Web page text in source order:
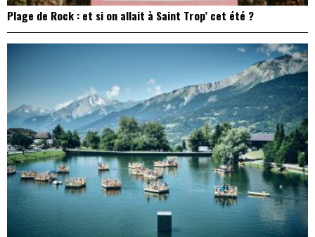
Plage de Rock : et si on allait à Saint Trop’ cet été ?